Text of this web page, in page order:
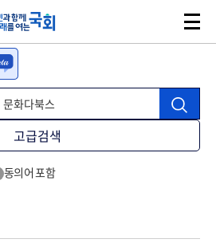
고급검색
동의어 포함